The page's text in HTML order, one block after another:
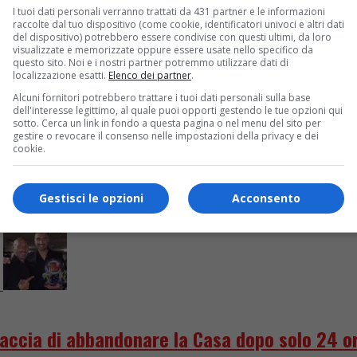
e Talklandia con Massimiliano
Torna il tugurio. In tre al televoto
Ventura. OAPlus vi offre la diretta testuale, i tweet più
di abbandonare la Casa dopo solo 24
I tuoi dati personali verranno trattati da 431 partner e le informazioni
raccolte dal tuo dispositivo (come cookie, identificatori univoci e altri dati
del dispositivo) potrebbero essere condivise con questi ultimi, da loro
visualizzate e memorizzate oppure essere usate nello specifico da
questo sito. Noi e i nostri partner potremmo utilizzare dati di
localizzazione esatti. Elenco dei partner.
Alcuni fornitori potrebbero trattare i tuoi dati personali sulla base
dell'interesse legittimo, al quale puoi opporti gestendo le tue opzioni qui
sotto. Cerca un link in fondo a questa pagina o nel menu del sito per
gestire o revocare il consenso nelle impostazioni della privacy e dei
cookie.
Acconsento
Gestisci le opzioni